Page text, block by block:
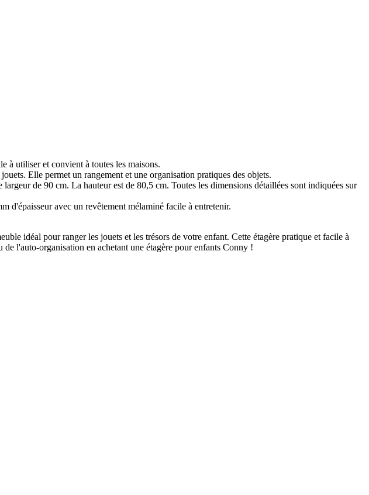
à utiliser et convient à toutes les maisons.
Elle permet un rangement et une organisation pratiques des objets.
de 90 cm. La hauteur est de 80,5 cm. Toutes les dimensions détaillées sont indiquées sur
d'épaisseur avec un revêtement mélaminé facile à entretenir.
idéal pour ranger les jouets et les trésors de votre enfant. Cette étagère pratique et facile à
l'auto-organisation en achetant une étagère pour enfants Conny !